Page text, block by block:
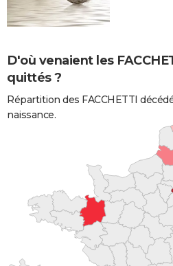
D'où venaient les
quittés ?
Répartition des FACCHETTI
naissance.